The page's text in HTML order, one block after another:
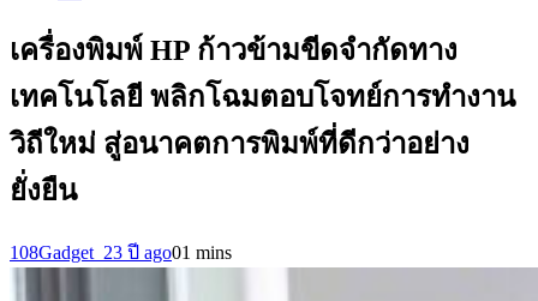
เครื่องพิมพ์ HP ก้าวข้ามขีดจำกัดทาง
เทคโนโลยี พลิกโฉมตอบโจทย์การทำงาน
วิถีใหม่ สู่อนาคตการพิมพ์ที่ดีกว่าอย่าง
ยั่งยืน
108Gadget_23 ปี ago01 mins